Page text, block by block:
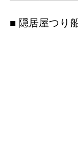
■ 隠居屋つり